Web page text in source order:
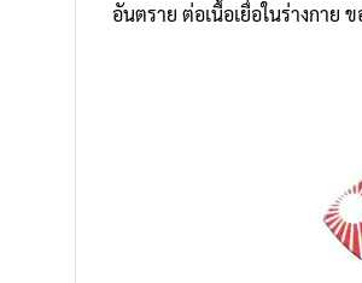
อันตราย ต่อเนื้อเยื่อในร่างกาย